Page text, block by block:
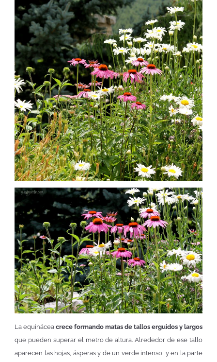
La equinácea crece formando matas de tallos erguidos y largos
que pueden superar el metro de altura. Alrededor de ese tallo
aparecen las hojas, ásperas y de un verde intenso, y en la parte